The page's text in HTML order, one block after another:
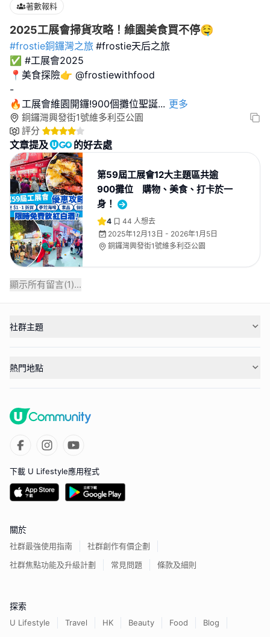
著數報料
2025工展會掃貨攻略！維園美食買不停🤤
#frostie銅鑼灣之旅 #frostie天后之旅
✅ #工展會2025
📍美食探險👉 @frostiewithfood
-
🔥工展會維園開鑼!900個攤位聖誕... 更多
銅鑼灣興發街1號維多利亞公園
評分
文章提及 的好去處
第59屆工展會12大主題區共逾
900攤位 購物、美食、打卡於一
身！
4 44 人想去
2025年12月13日 - 2026年1月5日
銅鑼灣興發街1號維多利亞公園
顯示所有留言(1)...
社群主題
熱門地點
下載 U Lifestyle應用程式
關於
社群最強使用指南
社群創作有價企劃
社群焦點功能及升級計劃
常見問題 條款及細則
探索
U Lifestyle Travel HK Beauty Food
Blog